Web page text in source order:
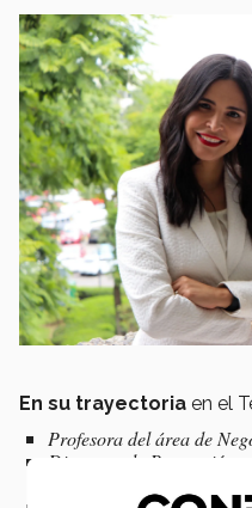
En su trayectoria en el
Profesora del área de
Directora de Promoción